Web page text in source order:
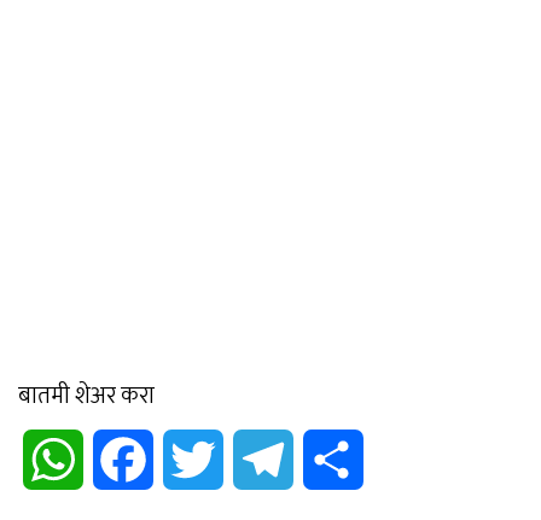
बातमी शेअर करा
WhatsApp Facebook Twitter Telegram